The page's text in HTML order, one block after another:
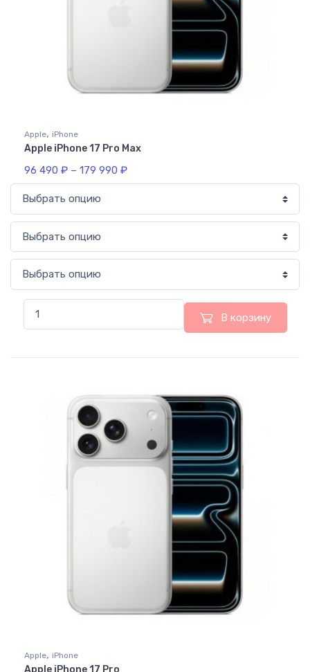
Apple, iPhone
Apple iPhone 17 Pro Max
96 490 ₽ – 179 990 ₽
В корзину
Apple, iPhone
Apple iPhone 17 Pro